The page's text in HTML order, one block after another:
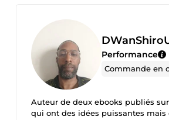
Performance
Commande en
Auteur de deux ebooks publiés
qui ont des idées puissantes mais